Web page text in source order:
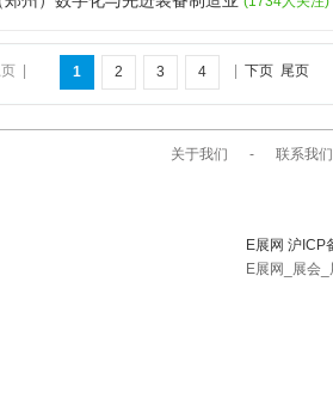
页 1 2 3 4 下页 尾页
关于我们 - 联系我们
E展网 沪
E展网_展会